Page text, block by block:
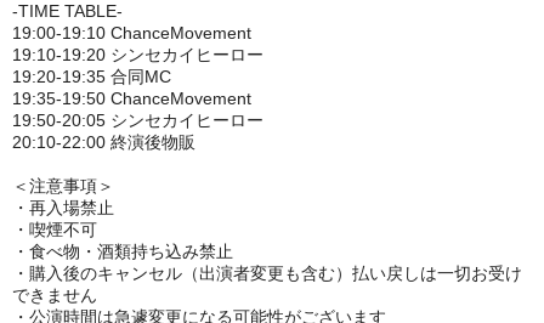
-TIME TABLE-
19:00-19:10 ChanceMovement
19:10-19:20 シンセカイヒーロー
19:20-19:35 合同MC
19:35-19:50 ChanceMovement
19:50-20:05 シンセカイヒーロー
20:10-22:00 終演後物販
＜注意事項＞
・再入場禁止
・喫煙不可
・食べ物・酒類持ち込み禁止
・購入後のキャンセル（出演者変更も含む）払い戻しは一切お受け
できません
・公演時間は急遽変更になる可能性がございます